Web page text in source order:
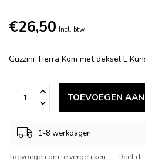
€26,50 Incl. btw
Guzzini Tierra Kom met deksel L
TOEVOEGEN
1-8 werkdagen
Toevoegen om te vergelijken Deel